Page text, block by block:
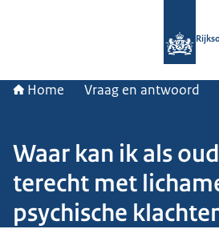
Home Vraag en antwoord
Waar kan ik als
terecht met
psychische